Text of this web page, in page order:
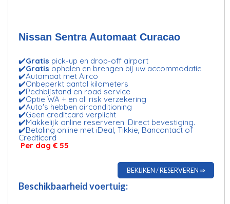
Nissan Sentra Automaat Curacao
✔️Gratis pick-up en drop-off airport
✔️Gratis ophalen en brengen bij uw accommodatie
✔️Automaat met Airco
✔️Onbeperkt aantal kilometers
✔️Pechbijstand en road service
✔️Optie WA + en all risk verzekering
✔️Auto's hebben airconditioning
✔️Geen creditcard verplicht
✔️Makkelijk online reserveren. Direct bevestiging.
✔️Betaling online met iDeal, Tikkie, Bancontact of
Credticard
Per dag € 55
BEKIJKEN / RESERVEREN ⇒
Beschikbaarheid voertuig: